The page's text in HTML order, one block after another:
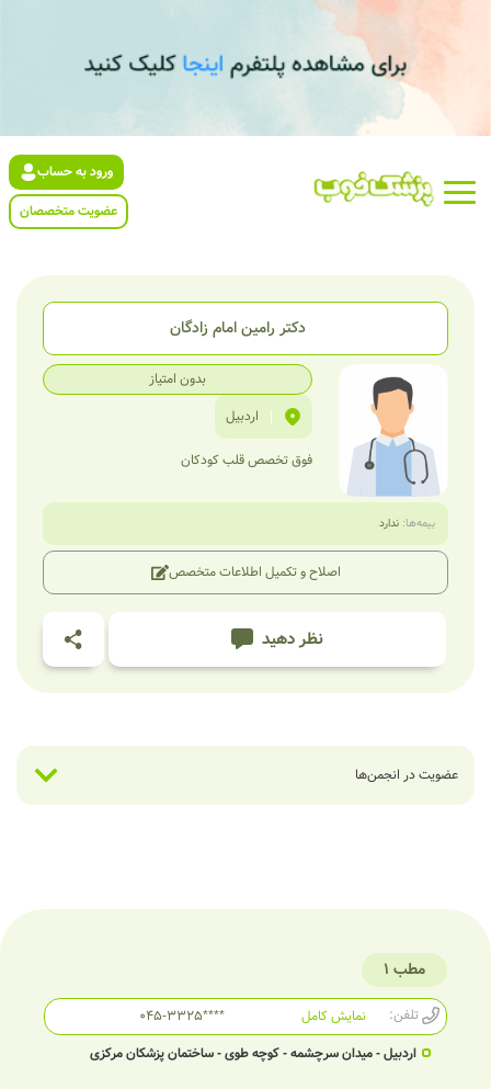
ورود به حساب
عضویت متخصصان
دکتر رامین امام زادگان
بدون امتیاز
|
اردبیل
فوق تخصص قلب کودکان
بیمه‌ها: ندارد
اصلاح و تکمیل اطلاعات متخصص
نظر دهید
عضویت در انجمن‌ها
مطب 1
تلفن: 045-3325****
نمایش کامل
اردبیل - میدان سرچشمه - کوچه طوی - ساختمان پزشکان مرکزی